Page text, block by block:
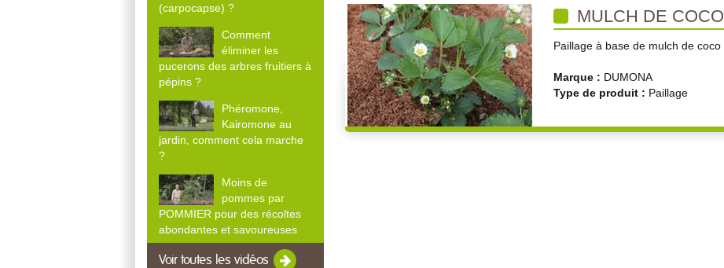
(carpocapse) ?
Comment
éliminer les
pucerons des arbres fruitiers à
pépins ?
Phéromone,
Kairomone au
jardin, comment cela marche
?
Moins de
pommes par
POMMIER pour des récoltes
abondantes et savoureuses
Voir toutes les vidéos
MULCH DE COCO
Paillage à base de mulch de coco
Marque : DUMONA
Type de produit : Paillage